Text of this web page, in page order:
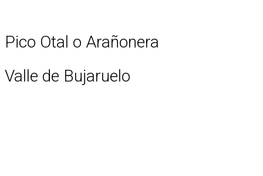
Pico Otal o Arañonera
Valle de Bujaruelo